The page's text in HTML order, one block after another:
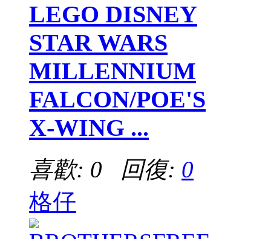
LEGO DISNEY
STAR WARS
MILLENNIUM
FALCON/POE'S
X-WING ...
喜歡: 0 回復: 0
格仔